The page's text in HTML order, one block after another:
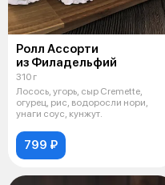
Ролл Ассорти
из Филадельфий
310 г
Лосось, угорь, сыр Cremette,
огурец, рис, водоросли нори,
унаги соус, кунжут.
799 ₽